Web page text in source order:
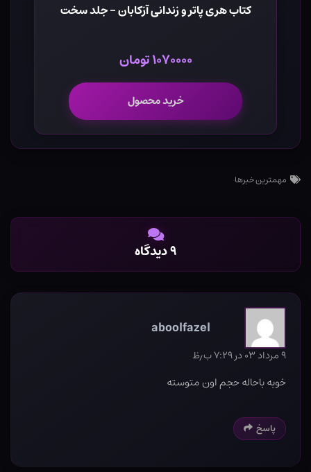
کتاب هری پاتر و زندانی آزکابان - جلد سخت
۱۰۷۰۰۰۰ تومان
خرید محصول
مهمترین خبرها
۹ دیدگاه
aboolfazel
۹ مرداد ۰۳ در ۷:۲۹ ب٫ظ
خوبه باحاله حجم اون متوسته
پاسخ